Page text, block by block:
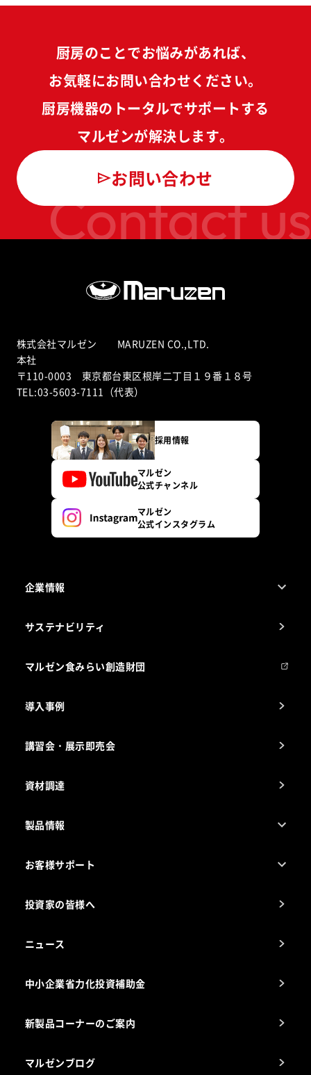
Contact us
厨房のことでお悩みがあれば、
お気軽にお問い合わせください。
厨房機器のトータルでサポートする
マルゼンが解決します。
お問い合わせ
株式会社マルゼン MARUZEN CO.,LTD.
本社
〒110-0003 東京都台東区根岸二丁目１９番１８号
TEL:03-5603-7111（代表）
採用情報
マルゼン
公式チャンネル
マルゼン
公式インスタグラム
企業情報
会社組織
製品の開発
事業所一覧
サステナビリティ
マルゼン食みらい創造財団
導入事例
講習会・展示即売会
資材調達
製品情報
電気・ガス別厨房機器
お客様サポート
アフターサービスお問合せ先
海外出店をご検討のお客様へ
投資家の皆様へ
ニュース
中小企業省力化投資補助金
新製品コーナーのご案内
マルゼンブログ